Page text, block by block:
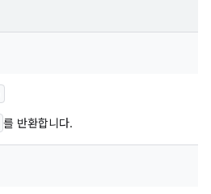
를 반환합니다.